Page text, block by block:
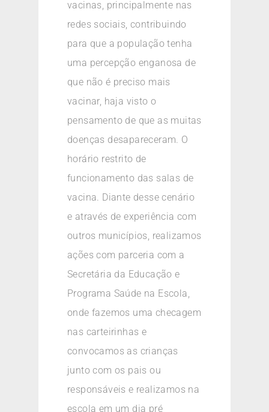
vacinas, principalmente nas
redes sociais, contribuindo
para que a população tenha
uma percepção enganosa de
que não é preciso mais
vacinar, haja visto o
pensamento de que as muitas
doenças desapareceram. O
horário restrito de
funcionamento das salas de
vacina. Diante desse cenário
e através de experiência com
outros municípios, realizamos
ações com parceria com a
Secretária da Educação e
Programa Saúde na Escola,
onde fazemos uma checagem
nas carteirinhas e
convocamos as crianças
junto com os pais ou
responsáveis e realizamos na
escola em um dia pré